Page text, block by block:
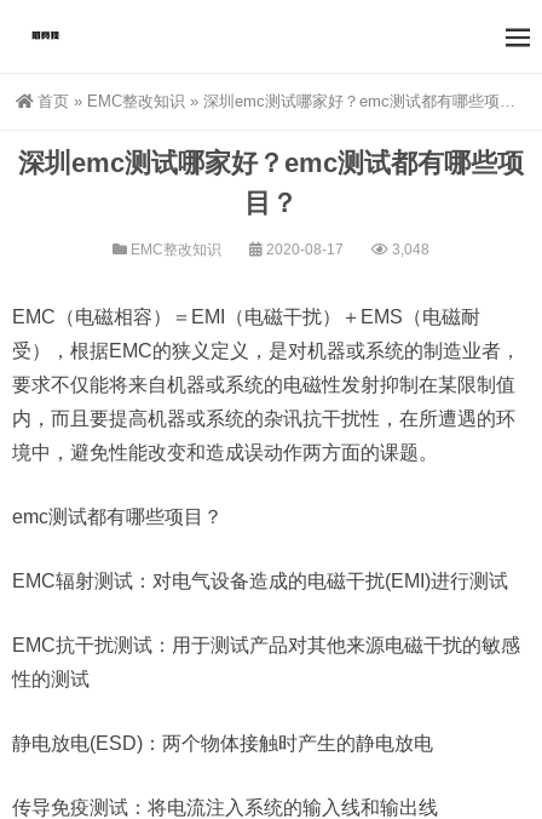
首页 » EMC整改知识 » 深圳emc测试哪家好？emc测试都有哪些项目？
深圳emc测试哪家好？emc测试都有哪些项
目？
EMC整改知识 2020-08-17 3,048
EMC（电磁相容）＝EMI（电磁干扰）＋EMS（电磁耐
受），根据EMC的狭义定义，是对机器或系统的制造业者，
要求不仅能将来自机器或系统的电磁性发射抑制在某限制值
内，而且要提高机器或系统的杂讯抗干扰性，在所遭遇的环
境中，避免性能改变和造成误动作两方面的课题。
emc测试都有哪些项目？
EMC辐射测试：对电气设备造成的电磁干扰(EMI)进行测试
EMC抗干扰测试：用于测试产品对其他来源电磁干扰的敏感
性的测试
静电放电(ESD)：两个物体接触时产生的静电放电
传导免疫测试：将电流注入系统的输入线和输出线